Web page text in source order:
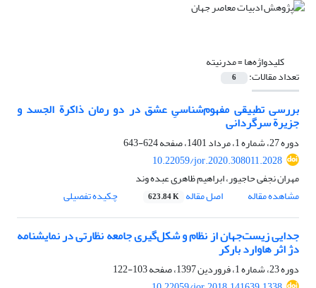
کلیدواژه‌ها =مدرنیته
تعداد مقالات: 6
بررسی تطبیقی مفهوم‌شناسیِ عشق در دو رمان ذاکرة الجسد و
جزیرة سرگردانی
دوره 27، شماره 1، مرداد 1401، صفحه
624-643
10.22059/jor.2020.308011.2028
مهران نجفی حاجیور، ابراهیم ظاهری عبده وند
مشاهده مقاله
اصل مقاله 623.84 K چکیده تفصیلی
جدایی زیست‌جهان از نظام و شکل‌گیری جامعه نظارتی در نمایشنامه
دژ اثر هاوارد بارکر
دوره 23، شماره 1، فروردین 1397، صفحه
103-122